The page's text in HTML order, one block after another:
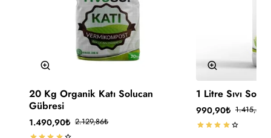
🔥 Çok Satan
-30%
20 Kg Organik Katı Solucan
Gübresi
1.490,90₺ 2.129,86₺
-30%
1 Litre Sıvı
990,90₺ 1.415,57₺